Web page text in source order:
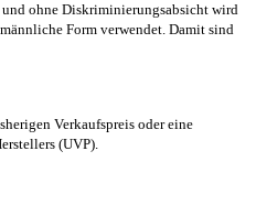
ohne Diskriminierungsabsicht wird
Form verwendet. Damit sind
Verkaufspreis oder eine
(UVP).